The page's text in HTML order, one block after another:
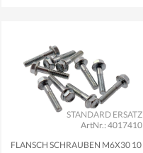
ArtNr.: 4017410
STANDARD ERSATZ
FLANSCH SCHRAUBEN M6X30 10